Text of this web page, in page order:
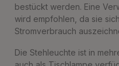
bestückt werden. Eine
wird empfohlen, da sie
Stromverbrauch
Die Stehleuchte ist in